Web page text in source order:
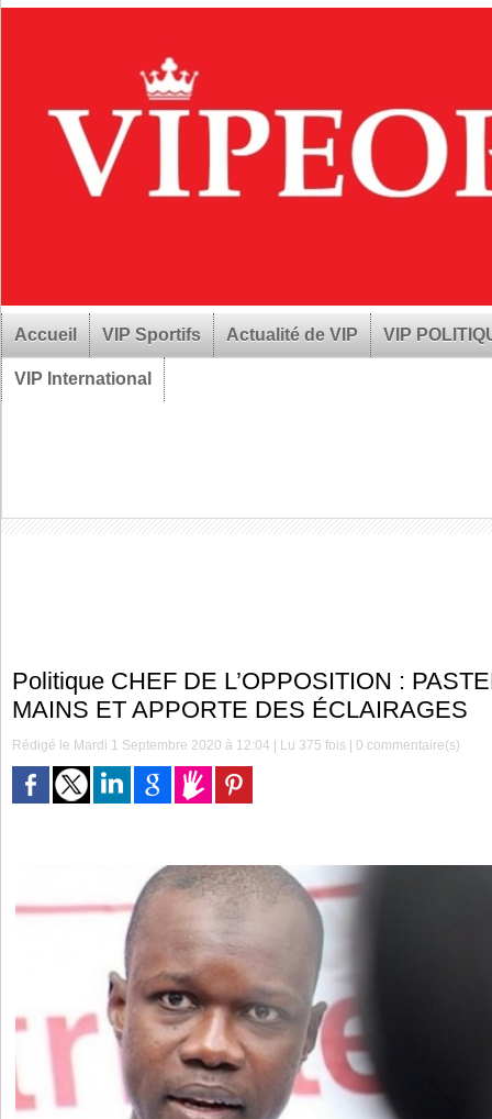
Accueil VIP Sportifs Actualité de VIP VIP
VIP International
Politique CHEF DE L’OPPOSITION :
MAINS ET APPORTE DES ÉCLAIRAGES
Rédigé le Mardi 1 Septembre 2020 à 12:04 | Lu 375 fois |0 commentaire(s)